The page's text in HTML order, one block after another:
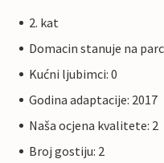
2. kat
Domacin stanuje na
Kućni ljubimci: 0
Godina adaptacije: 2017
Naša ocjena kvalitete: 2
Broj gostiju: 2